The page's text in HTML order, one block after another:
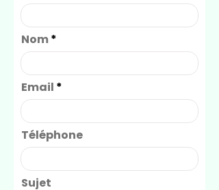
Nom
Email
Téléphone
Sujet